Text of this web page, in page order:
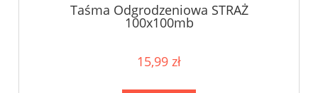
Taśma Odgrodzeniowa STRAŻ
100x100mb
15,99 zł